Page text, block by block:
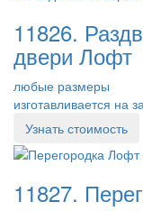
11826.
двери Лофт
любые размеры
изготавливается на
Узнать стоимость
11827.